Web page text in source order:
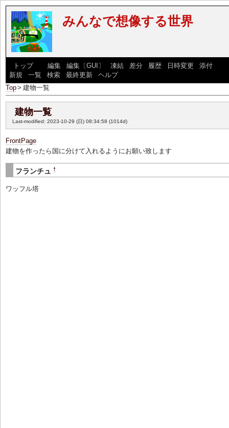
みんなで想像する世界
トップ] [ 編集| 編集〔GUI〕 凍結| 差分 履歴| 日時変更 添付] [
新規
一覧 検索| 最終更新| ヘルプ]
Top> 建物一覧
建物一覧
Last-modified: 2023-10-29 (日) 08:34:58 (1014d)
FrontPage
建物を作ったら国に分けて入れるようにお願い致します
フランチュ †
ワッフル塔